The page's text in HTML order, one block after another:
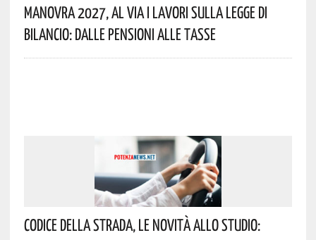
Manovra 2027, Al Via I Lavori Sulla Legge Di
Bilancio: Dalle Pensioni Alle Tasse
Codice Della Strada, Le Novità Allo Studio: